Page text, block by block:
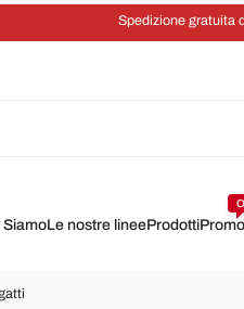
Spedizione gratuita
SiamoLe nostre lineeProdotti